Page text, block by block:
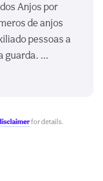
Anjos por
de anjos
pessoas a
guarda. …
for details.